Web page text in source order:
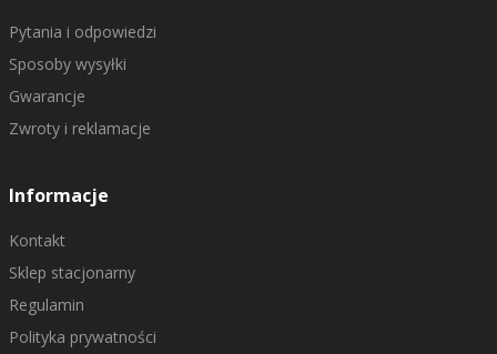
Pytania i odpowiedzi
Sposoby wysyłki
Gwarancje
Zwroty i reklamacje
Informacje
Kontakt
Sklep stacjonarny
Regulamin
Polityka prywatności